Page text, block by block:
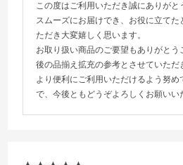
この度はご利用いただき誠にありがと
スムーズにお届けでき、お役に立てた
ただき大変嬉しく思います。
お取り扱い商品のご要望もありがとう
後の品揃え拡充の参考とさせていただ
より便利にご利用いただけるよう努め
で、今後ともどうぞよろしくお願いい